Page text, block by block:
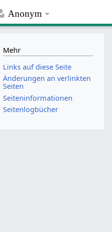
Anonym
Mehr
Links auf diese Seite
Änderungen an verlinkten
Seiten
Seiten­­informationen
Seitenlogbücher